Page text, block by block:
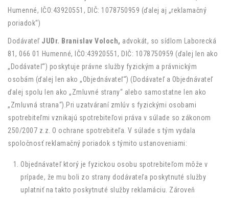
Humenné, IČO:43920551, DIČ: 1078750959 (ďalej aj „reklamačný
poriadok“)
Dodávateľ JUDr. Branislav Voloch, advokát, so sídlom Laborecká
81, 066 01 Humenné, IČO:43920551, DIČ: 1078750959 (ďalej len ako
„Dodávateľ“) poskytuje právne služby fyzickým a právnickým
osobám (ďalej len ako „Objednávateľ“) (Dodávateľ a Objednávateľ
ďalej spolu len ako „Zmluvné strany“ alebo samostatne len ako
„Zmluvná strana“).Pri uzatváraní zmlúv s fyzickými osobami
spotrebiteľmi vznikajú spotrebiteľovi práva v súlade so zákonom
250/2007 z.z. O ochrane spotrebiteľa. V súlade s tým vydala
spoločnosť reklamačný poriadok s týmito ustanoveniami:
Objednávateľ ktorý je fyzickou osobu spotrebiteľom môže v
prípade, že mu boli zo strany dodávateľa poskytnuté služby
uplatniť na takto poskytnuté služby reklamáciu. Zároveň